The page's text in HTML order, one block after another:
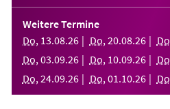
in
einem
neuen
Tab)
Weitere Termine
Do, 13.08.26 Do, 20.08.26 Do
Do, 03.09.26 Do, 10.09.26 Do
Do, 24.09.26 Do, 01 .10.26 Do